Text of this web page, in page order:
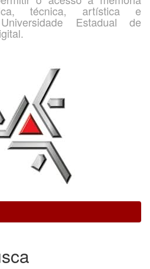
técnica, artística e
Estadual de